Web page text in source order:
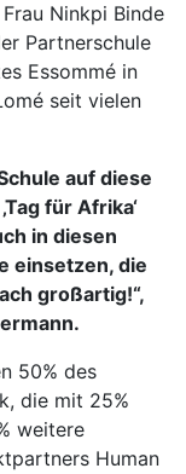
Ninkpi Binde
Partnerschule
Essommé in
seit vielen
auf diese
für Afrika‘
in diesen
einsetzen, die
großartig!“,
50% des
die mit 25%
weitere
Human